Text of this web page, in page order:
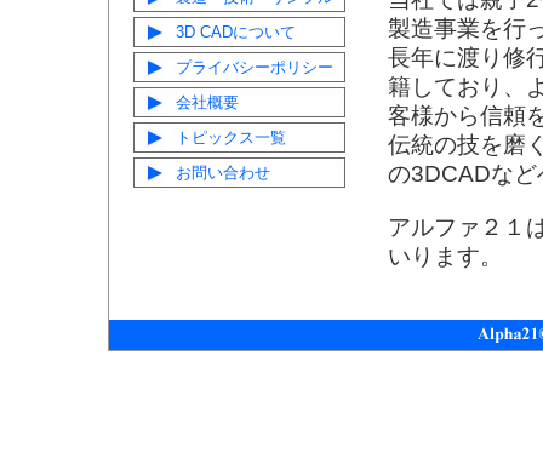
製造事業を行
長年に渡り修
籍しており、
客様から信頼
伝統の技を磨
の3DCADな
アルファ２１
いります。
3D CADについて
プライバシーポリシー
会社概要
トピックス一覧
お問い合わせ